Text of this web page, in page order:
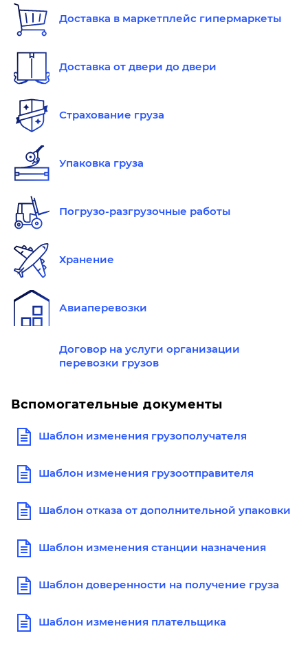
Доставка в маркетплейс гипермаркеты
Доставка от двери до двери
Страхование груза
Упаковка груза
Погрузо-разгрузочные работы
Хранение
Авиаперевозки
Договор на услуги организации
перевозки грузов
Вспомогательные документы
Шаблон изменения грузополучателя
Шаблон изменения грузоотправителя
Шаблон отказа от дополнительной упаковки
Шаблон изменения станции назначения
Шаблон доверенности на получение груза
Шаблон изменения плательщика